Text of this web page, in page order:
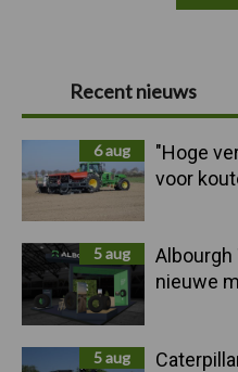
Primaire
Sidebar
Recent nieuws
6 aug
"Hoge
voor
5 aug
Albourgh
nieuwe
5 aug